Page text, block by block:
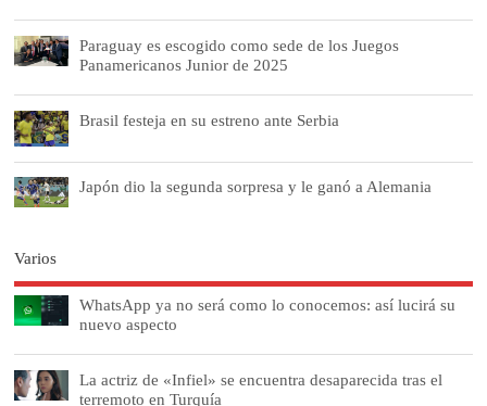
Paraguay es escogido como sede de los Juegos
Panamericanos Junior de 2025
Brasil festeja en su estreno ante Serbia
Japón dio la segunda sorpresa y le ganó a Alemania
Varios
WhatsApp ya no será como lo conocemos: así lucirá su
nuevo aspecto
La actriz de «Infiel» se encuentra desaparecida tras el
terremoto en Turquía